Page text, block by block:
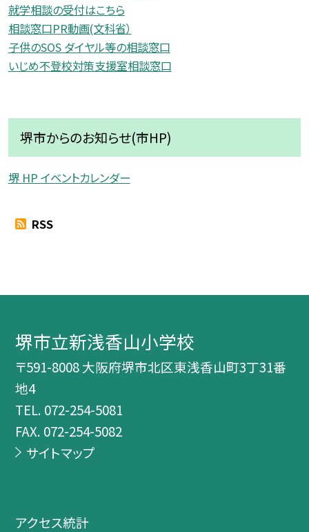
就学相談の受付はこちら
相談窓口PR動画(文科省）
子供のSOS ダイヤル等の相談窓口
いじめ不登校対策支援室相談窓口
堺市からのお知らせ(市HP)
堺 HP イベントカレンダー
RSS
堺市立新浅香山小学校
〒591-8008 大阪府堺市北区東浅香山町3丁31番
地4
TEL. 072-254-5081
FAX. 072-254-5082
サイトマップ
アクセス統計